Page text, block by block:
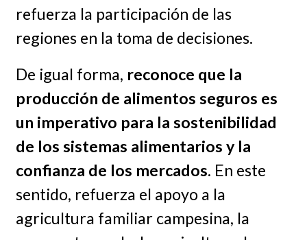
refuerza la participación de las
regiones en la toma de decisiones.
De igual forma, reconoce que la
producción de alimentos seguros es
un imperativo para la sostenibilidad
de los sistemas alimentarios y la
confianza de los mercados. En este
sentido, refuerza el apoyo a la
agricultura familiar campesina, la